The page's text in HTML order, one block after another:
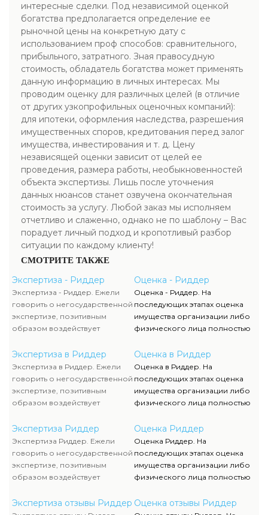
интересные сделки. Под независимой оценкой
богатства предполагается определение ее
рыночной цены на конкретную дату с
использованием проф способов: сравнительного,
прибыльного, затратного. Зная правосудную
стоимость, обладатель богатства может применять
данную информацию в личных интересах. Мы
проводим оценку для различных целей (в отличие
от других узкопрофильных оценочных компаний):
для ипотеки, оформления наследства, разрешения
имущественных споров, кредитования перед залог
имущества, инвестирования и т. д. Цену
независящей оценки зависит от целей ее
проведения, размера работы, необыкновенностей
объекта экспертизы. Лишь после уточнения
данных нюансов станет озвучена окончательная
стоимость за услугу. Любой заказ мы исполняем
отчетливо и слаженно, однако не по шаблону – Вас
порадует личный подход и кропотливый разбор
ситуации по каждому клиенту!
СМОТРИТЕ ТАКЖЕ
Экспертиза - Риддер
Экспертиза - Риддер. Ежели
говорить о негосударственной
экспертизе, позитивным
образом воздействует
конкуренция, которая
способствует формированию
полностью адекватного
уровня цен.
Экспертиза в Риддер
Экспертиза в Риддер. Ежели
говорить о негосударственной
экспертизе, позитивным
образом воздействует
конкуренция, которая
способствует формированию
полностью адекватного
уровня цен.
Экспертиза Риддер
Экспертиза Риддер. Ежели
говорить о негосударственной
экспертизе, позитивным
образом воздействует
конкуренция, которая
способствует формированию
Экспертиза отзывы Риддер
Оценка - Риддер
Оценка - Риддер. На
последующих этапах оценка
имущества организации либо
физического лица полностью
служащих, тогда как участие
клиента ограничивается
объяснением отдельных
вопросов и предоставлением
недостающей документации.
Оценка в Риддер
Оценка в Риддер. На
последующих этапах оценка
имущества организации либо
физического лица полностью
служащих, тогда как участие
клиента ограничивается
объяснением отдельных
вопросов и предоставлением
недостающей документации.
Оценка Риддер
Оценка Риддер. На
последующих этапах оценка
имущества организации либо
физического лица полностью
служащих, тогда как участие
клиента ограничивается
Оценка отзывы Риддер